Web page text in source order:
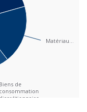
Matériau…
Matériau…
Biens de
consommation
discrétionnaire
Biens de
consommation
discrétionnaire